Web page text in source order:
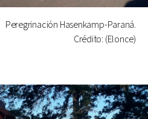
Peregrinación Hasenkamp-Paraná.
Crédito: (Elonce)